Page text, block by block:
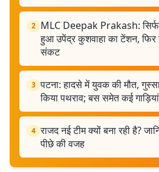
2 MLC Deepak Prakash:
हुआ उपेंद्र कुशवाहा का टेंशन, फिर
संकट
3 पटना: हादसे में युवक की मौत,
किया पथराव; बस समेत कई
4 राजद नई टीम क्यों बना रही है?
पीछे की वजह